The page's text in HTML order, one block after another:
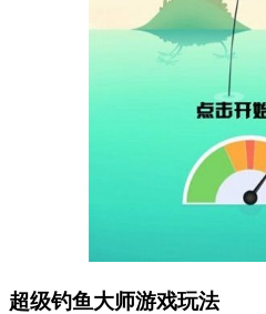
超级钓鱼大师游戏玩法